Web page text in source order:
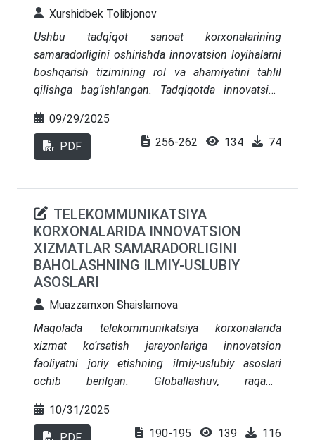
Xurshidbek Tolibjonov
Ushbu tadqiqot sanoat korxonalarining
samaradorligini oshirishda innovatsion loyihalarni
boshqarish tizimining rol va ahamiyatini tahlil
qilishga bag‘ishlangan. Tadqiqotda innovatsion
mohiyati zamonaviy sanoat sharoitidagi noaniqlik
va yaratuvchilik muhitida faoliyat yuritish
xususiyatlari orqali ochib berilgan. Har bir
natijalarida innovatsion loyihalarni boshqarish
tizimining sanoat korxonalarining
raqobatbardoshligini oshirish, yangi bozorlarni
egallash, mahsuldorlikni oshirish va xarajatlarni
kamaytirish orqali uzoq muddatli iqtisodiy o‘sishni
ta’minlashdagi strategik roli isbotlangan. Ishda
loyihalarni professional boshqarish qobiliyatining
sanoat korxonalari uchun hayotiy zaruriyat
ekanligiga xulosa qilingan.
09/29/2025
PDF 256-262 134 74
TELEKOMMUNIKATSIYA
KORXONALARIDA INNOVATSION
XIZMATLAR SAMARADORLIGINI
BAHOLASHNING ILMIY-USLUBIY
ASOSLARI
Muazzamxon Shaislamova
Maqolada telekommunikatsiya korxonalarida
xizmat ko‘rsatish jarayonlariga innovatsion
faoliyatni joriy etishning ilmiy-uslubiy asoslari
ochib berilgan. Globallashuv, raqamli
qurilmalar, sun’iy yo‘ldosh aloqa tizimlari, internet-
provayder infratuzilmalari hamda 5G
10/31/2025
190-195 139 116